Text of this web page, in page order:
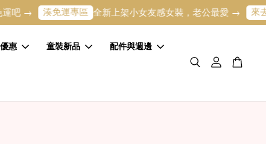
吧 → 湊免運專區 全新上架小女友感女裝，老公最愛 → 來去
惠 童裝新品 配件與週邊